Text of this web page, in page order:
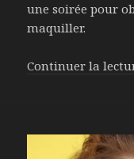
une soirée pour
maquiller.
Continuer la